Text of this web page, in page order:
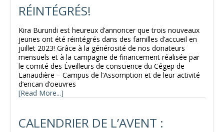
RÉINTÉGRÉS!
Kira Burundi est heureux d’annoncer que trois nouveaux
jeunes ont été réintégrés dans des familles d’accueil en
juillet 2023! Grâce à la générosité de nos donateurs
mensuels et à la campagne de financement réalisée par
le comité des Éveilleurs de conscience du Cégep de
Lanaudière – Campus de l’Assomption et de leur activité
d’encan d’oeuvres
[Read More...]
CALENDRIER DE L’AVENT :